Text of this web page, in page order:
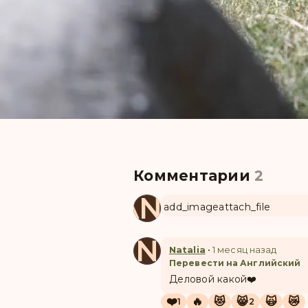
Комментарии 2
MANUL
add_imageattach_file
N Natalia •1 месяц назад
Перевести на Английский
Деловой какой❤️
❤️1 🔥 😻 😸2 🙀 😿